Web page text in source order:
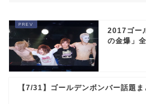
2017ゴー
の金爆」
【7/31】ゴールデンボンバー話題ま